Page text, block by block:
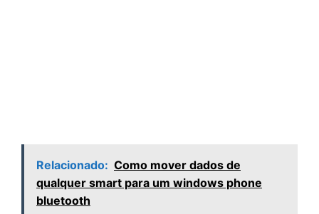
Relacionado: Como mover dados de
qualquer smart para um windows phone
bluetooth